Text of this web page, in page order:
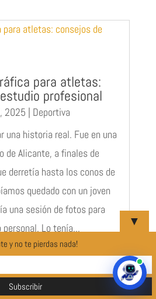
para atletas:
profesional
2025 | Deportiva
una historia real. Fue en una
de Alicante, a finales de
derretía hasta los conos de
quedado con un joven
una sesión de fotos para
Lo tenía...
▼
y no te pierdas nada!